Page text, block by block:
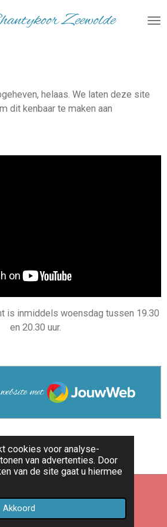
cookies voor analyse-
van advertenties. Door
van de site gaat u hiermee
Akkoord
Zeewolde
helaas. We laten deze site
dit kenbaar te maken aan
is inmiddels woensdag tussen 19.30
en 20.30 uur.
met
JouwWeb